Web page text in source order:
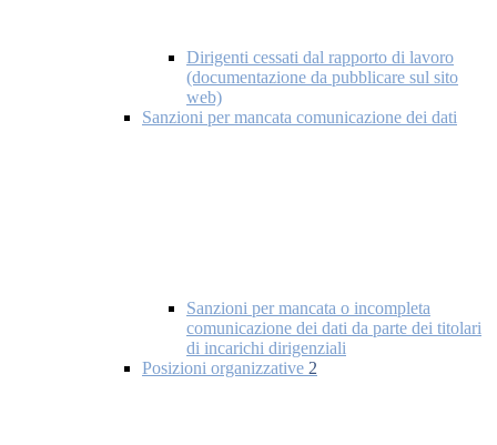
Dirigenti cessati dal rapporto di lavoro
(documentazione da pubblicare sul sito
web)
Sanzioni per mancata comunicazione dei dati
Sanzioni per mancata o incompleta
comunicazione dei dati da parte dei titolari
di incarichi dirigenziali
Posizioni organizzative 2